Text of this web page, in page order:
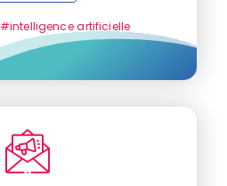
#intelligence artificielle